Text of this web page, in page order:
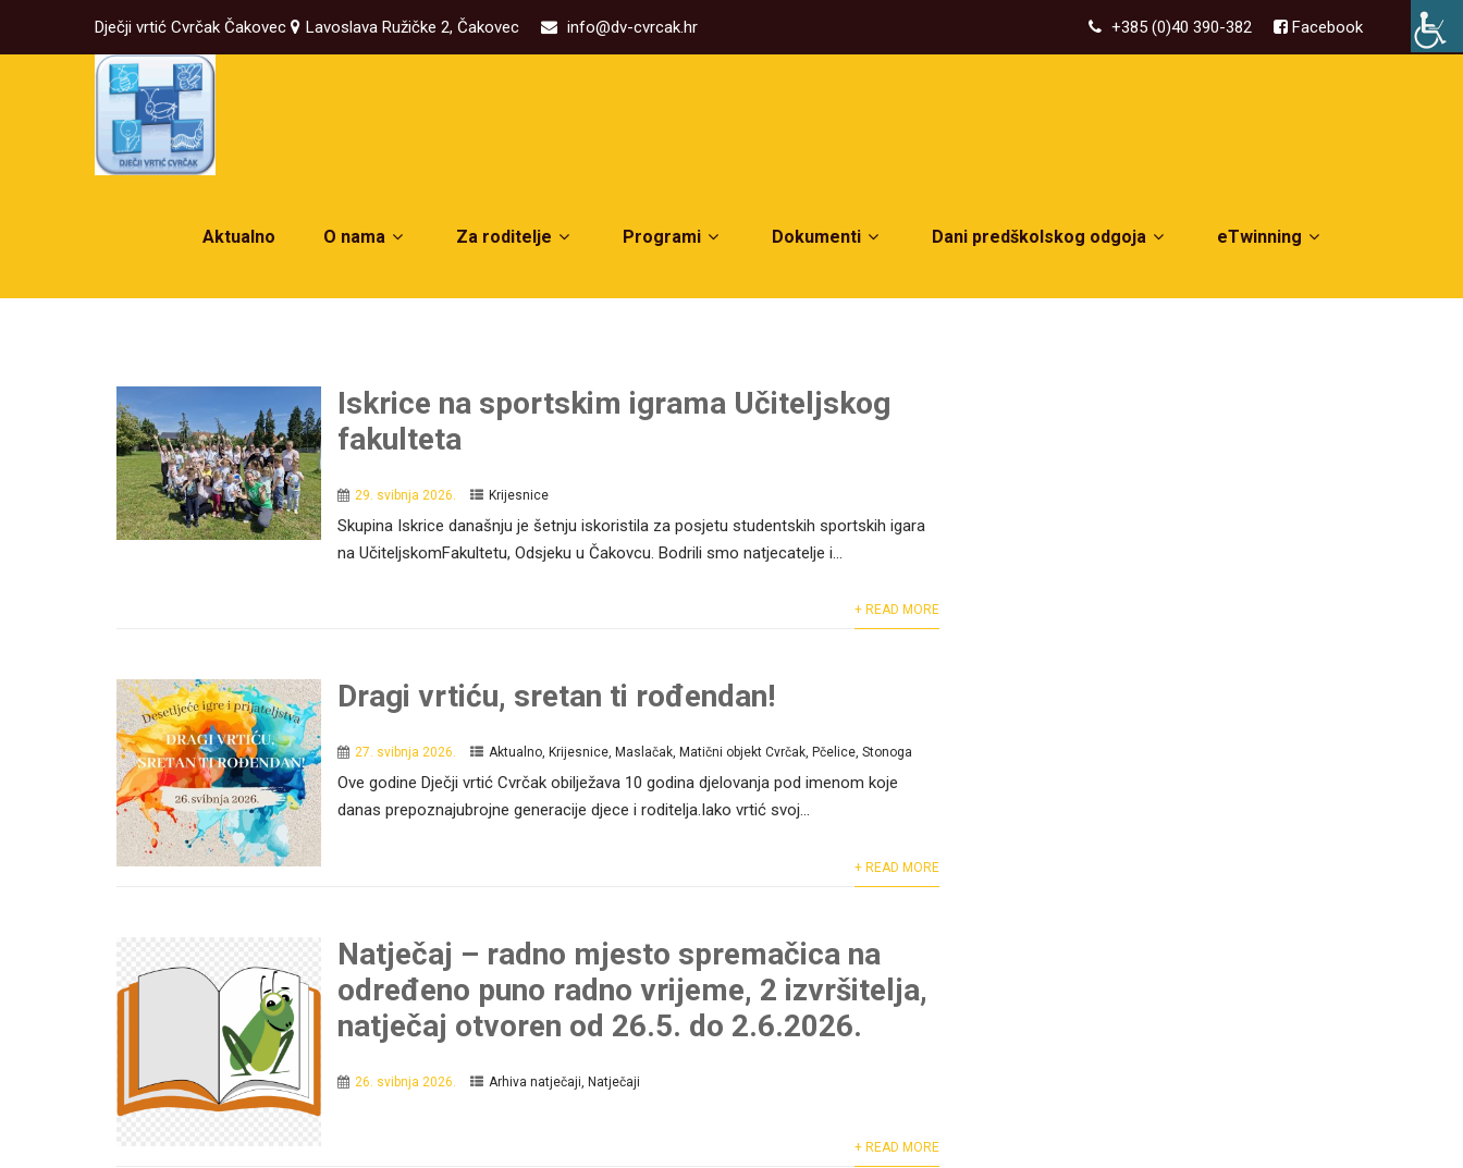
Dječji vrtić Cvrčak Čakovec Lavoslava Ružičke 2, Čakovec info@dv-cvrcak.hr +385 (0)40 390-382 Facebook
Aktualno O nama Za roditelje Programi Dokumenti Dani predškolskog odgoja eTwinning
Iskrice na sportskim igrama Učiteljskog
fakulteta
29. svibnja 2026. Krijesnice
Skupina Iskrice današnju je šetnju iskoristila za posjetu studentskih sportskih igara
na UčiteljskomFakultetu, Odsjeku u Čakovcu. Bodrili smo natjecatelje i...
+ READ MORE
Dragi vrtiću, sretan ti rođendan!
27. svibnja 2026. Aktualno, Krijesnice, Maslačak, Matični objekt Cvrčak, Pčelice,Stonoga
Ove godine Dječji vrtić Cvrčak obilježava 10 godina djelovanja pod imenom koje
danas prepoznajubrojne generacije djece i roditelja.Iako vrtić svoj...
+ READ MORE
Natječaj – radno mjesto spremačica na
određeno puno radno vrijeme, 2 izvršitelja,
natječaj otvoren od 26.5. do 2.6.2026.
26. svibnja 2026. Arhiva natječaji, Natječaji
+ READ MORE